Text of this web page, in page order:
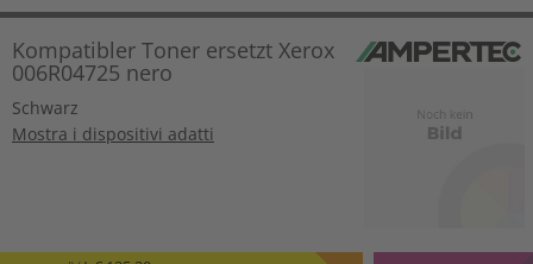
Kompatibler Toner ersetzt Xerox
006R04725 nero
Schwarz
Mostra i dispositivi adatti